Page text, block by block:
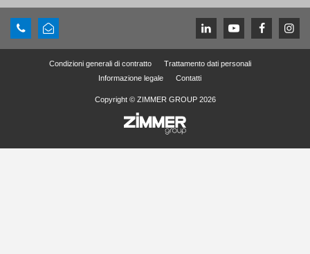
Condizioni generali di contratto
Trattamento dati personali
Informazione legale
Contatti
Copyright © ZIMMER GROUP 2026